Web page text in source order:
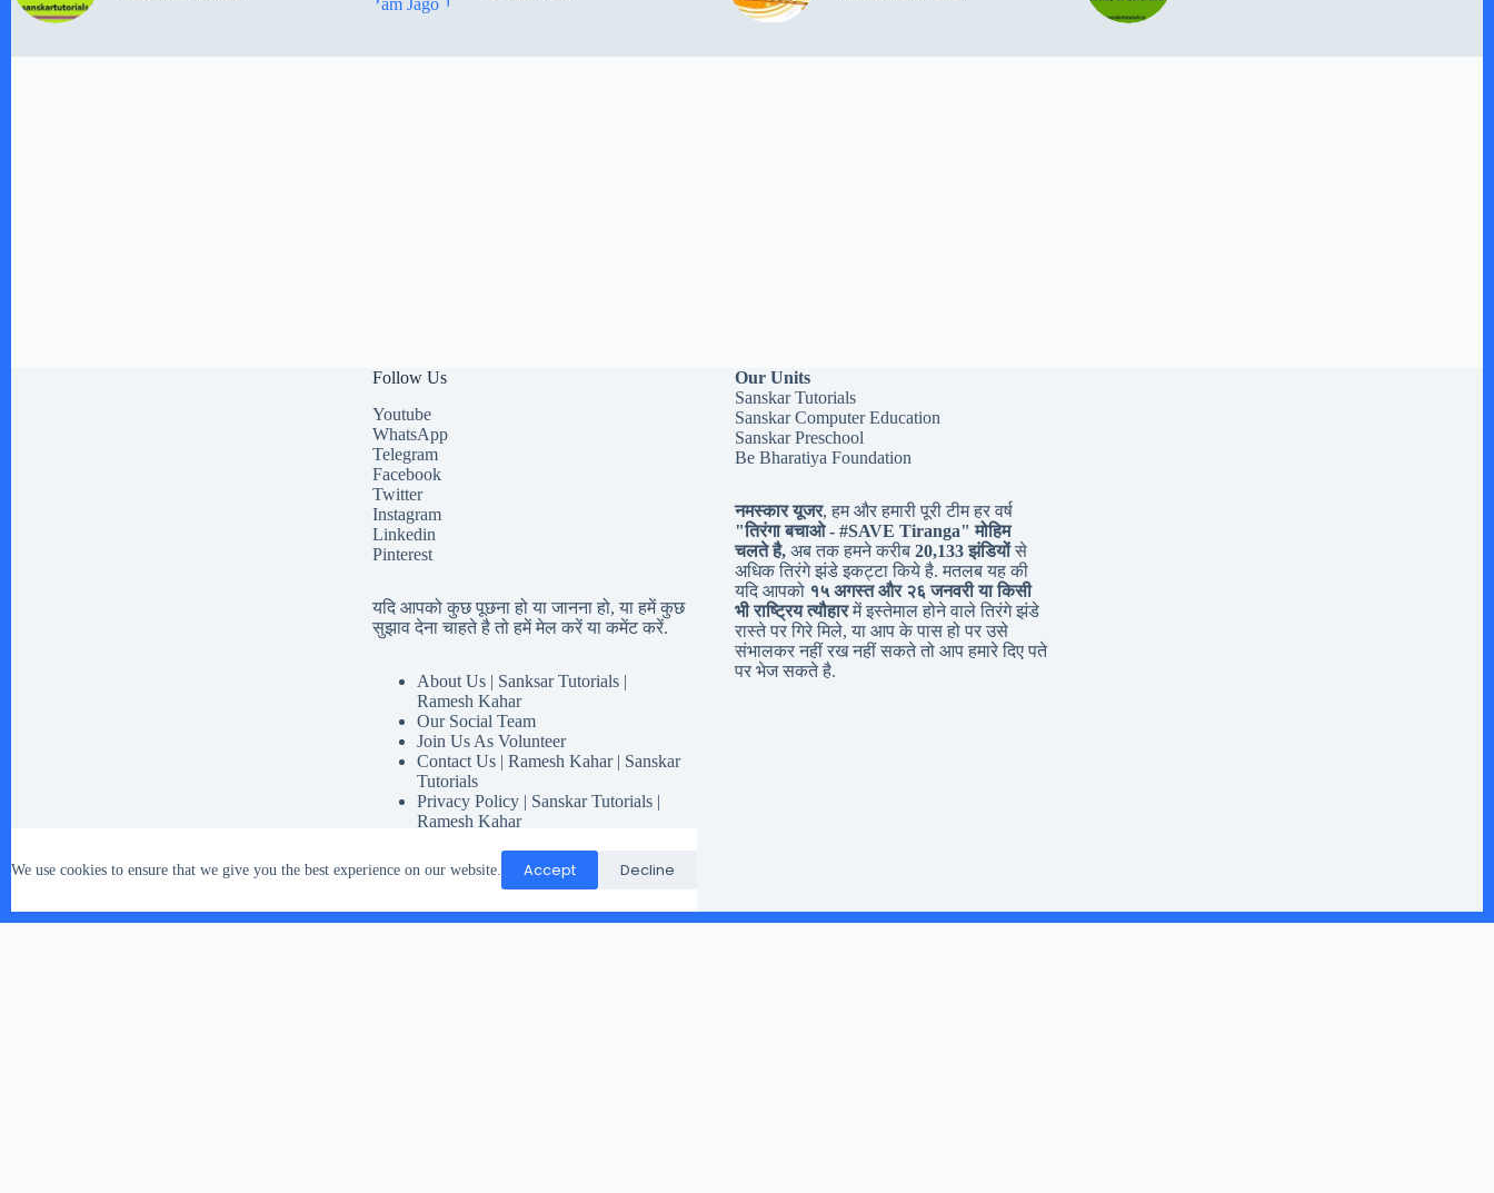
We use cookies to ensure that we give you the best experience on our website. Accept Decline
Follow Us
Youtube
WhatsApp
Telegram
Facebook
Twitter
Instagram
Linkedin
Pinterest
यदि आपको कुछ पूछना हो या जानना हो, या हमें कुछ
सुझाव देना चाहते है तो हमें मेल करें या कमेंट करें.
About Us | Sanksar Tutorials |
Ramesh Kahar
Our Social Team
Join Us As Volunteer
Contact Us | Ramesh Kahar | Sanskar
Tutorials
Privacy Policy | Sanskar Tutorials |
Ramesh Kahar
Our Social Responsibility
Terms And Conditions
Our Units
Sanskar Tutorials
Sanskar Computer Education
Sanskar Preschool
Be Bharatiya Foundation
नमस्कार यूजर, हम और हमारी पूरी टीम हर वर्ष
"तिरंगा बचाओ - #SAVE Tiranga" मोहिम
चलते है,अब तक हमने करीब 20,133 झंडियोंसे
अधिक तिरंगे झंडे इकट्टा किये है. मतलब यह की
यदि आपको १५ अगस्त और २६ जनवरी या किसी
भी राष्ट्रिय त्यौहारमें इस्तेमाल होने वाले तिरंगे झंडे
रास्ते पर गिरे मिले, या आप के पास हो पर उसे
संभालकर नहीं रख नहीं सकते तो आप हमारे दिए पते
पर भेज सकते है.